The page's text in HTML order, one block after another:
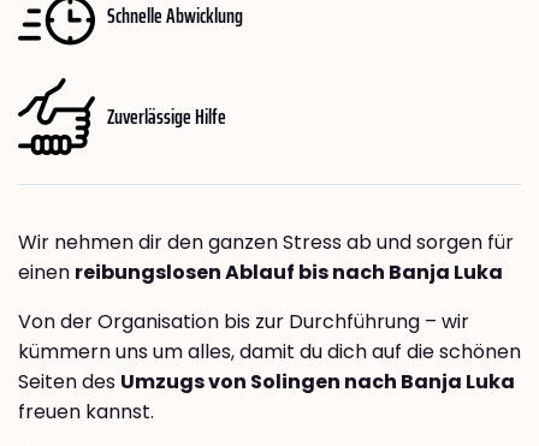
Schnelle Abwicklung
Zuverlässige Hilfe
Wir nehmen dir den ganzen Stress ab und sorgen für
einen reibungslosen Ablauf bis nach Banja Luka
Von der Organisation bis zur Durchführung – wir
kümmern uns um alles, damit du dich auf die schönen
Seiten des Umzugs von Solingen nach Banja Luka
freuen kannst.